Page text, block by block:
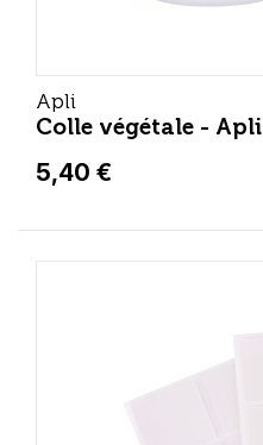
Apli
Colle végétale - Apli
5,40 €